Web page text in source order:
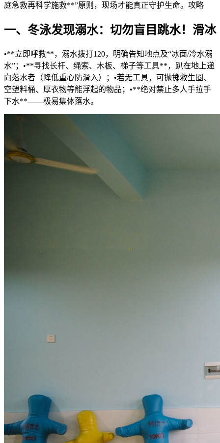
庭急救再科学施救**”原则，现场才能真正守护生命。攻略
一、冬泳发现溺水：切勿盲目跳水！滑冰
•**立即呼救**，溺水拨打120，明确告知地点及“冰面/冷水溺
水”；•**寻找长杆、绳索、木板、梯子等工具**，趴在地上递
向落水者（降低重心防滑入）；•若无工具，可抛掷救生圈、
空塑料桶、厚衣物等能浮起的物品；•**绝对禁止多人手拉手
下水**——极易集体落水。